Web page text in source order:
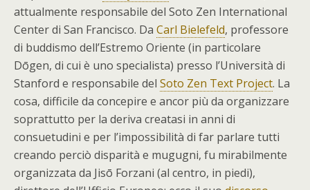
attualmente responsabile del Soto Zen International
Center di San Francisco. Da Carl Bielefeld, professore
di buddismo dell’Estremo Oriente (in particolare
Dōgen, di cui è uno specialista) presso l’Università di
Stanford e responsabile del Soto Zen Text Project. La
cosa, difficile da concepire e ancor più da organizzare
soprattutto per la deriva creatasi in anni di
consuetudini e per l’impossibilità di far parlare tutti
creando perciò disparità e mugugni, fu mirabilmente
organizzata da Jisō Forzani (al centro, in piedi),